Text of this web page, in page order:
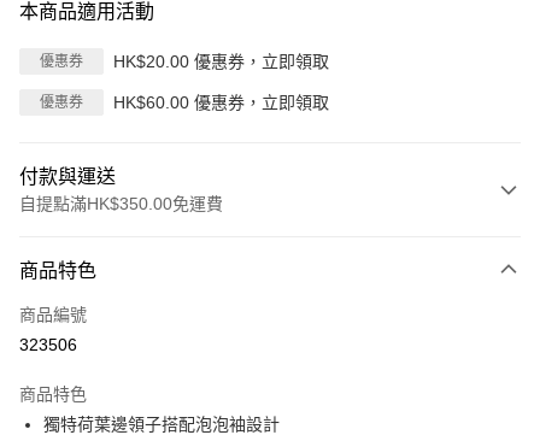
本商品適用活動
優惠券 HK$20.00 優惠券，立即領取
優惠券 HK$60.00 優惠券，立即領取
付款與運送
自提點滿HK$350.00免運費
信用卡
Apple Pay
PayMe
商品特色
商品編號
323506
商品特色
獨特荷葉邊領子搭配泡泡袖設計